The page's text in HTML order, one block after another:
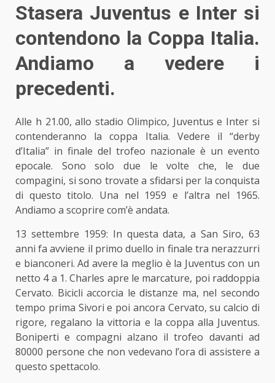
Stasera Juventus e Inter si
contendono la Coppa Italia.
Andiamo a vedere i
precedenti.
Alle h 21.00, allo stadio Olimpico, Juventus e Inter si
contenderanno la coppa Italia. Vedere il “derby
d’Italia” in finale del trofeo nazionale è un evento
epocale. Sono solo due le volte che, le due
compagini, si sono trovate a sfidarsi per la conquista
di questo titolo. Una nel 1959 e l’altra nel 1965.
Andiamo a scoprire com’è andata.
13 settembre 1959: In questa data, a San Siro, 63
anni fa avviene il primo duello in finale tra nerazzurri
e bianconeri. Ad avere la meglio è la Juventus con un
netto 4 a 1. Charles apre le marcature, poi raddoppia
Cervato. Bicicli accorcia le distanze ma, nel secondo
tempo prima Sivori e poi ancora Cervato, su calcio di
rigore, regalano la vittoria e la coppa alla Juventus.
Boniperti e compagni alzano il trofeo davanti ad
80000 persone che non vedevano l’ora di assistere a
questo spettacolo.